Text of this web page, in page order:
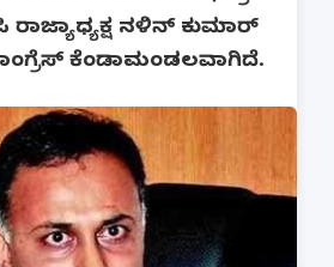
ನಳಿನ್ ಕುಮಾರ್
ಕೆಂಡಾಮಂಡಲವಾಗಿದೆ.